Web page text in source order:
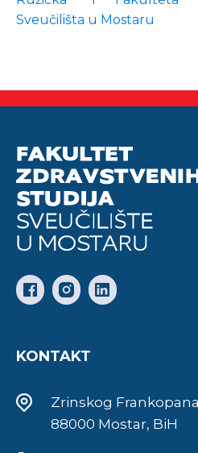
Sveučilišta u Mostaru
KONTAKT
Zrinskog
88000 Mostar, BiH